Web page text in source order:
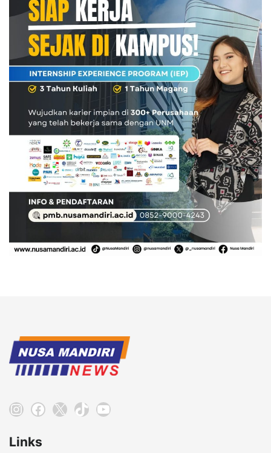
Instagram
Facebook
X TikTokYouTube
Links